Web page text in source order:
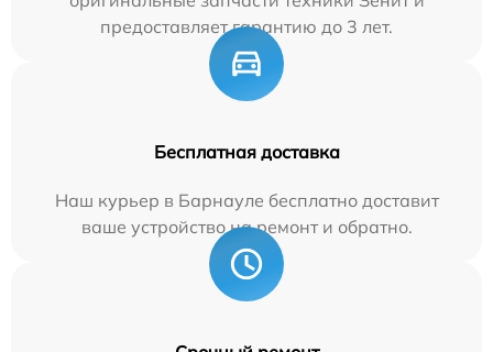
предоставляет гарантию до 3 лет.
Бесплатная доставка
Наш курьер в Барнауле бесплатно доставит
ваше устройство на ремонт и обратно.